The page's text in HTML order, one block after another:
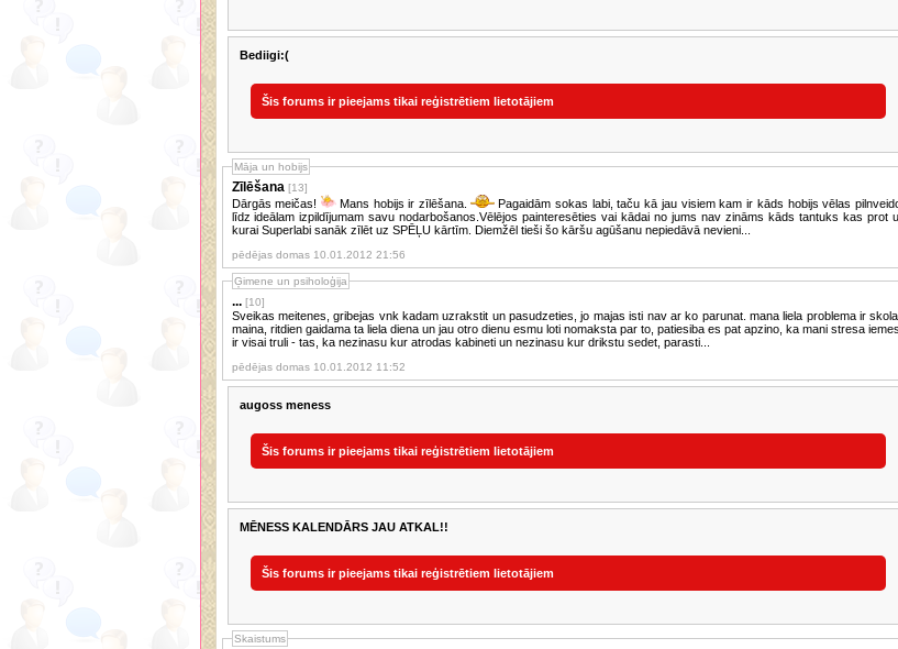
Bediigi:(
Šis forums ir pieejams tikai reģistrētiem lietotājiem
Māja un hobijs
Zīlēšana [13]
Dārgās meičas! Mans hobijs ir zīlēšana.
Pagaidām sokas labi, taču kā jau visiem kam ir kāds hobijs vēlas pilnveidot
līdz ideālam izpildījumam savu nodarbošanos.Vēlējos painteresēties vai kādai no jums nav zināms kāds tantuks kas prot
kurai Superlabi sanāk zīlēt uz SPĒĻU kārtīm. Diemžēl tieši šo kāršu agūšanu nepiedāvā nevieni...
pēdējas domas 10.01.2012 21:56
Ģimene un psiholoģija
... [10]
Sveikas meitenes, gribejas vnk kadam uzrakstit un pasudzeties, jo majas isti nav ar ko parunat. mana liela problema ir
maina, ritdien gaidama ta liela diena un jau otro dienu esmu loti nomaksta par to, patiesiba es pat apzino, ka mani stresa
ir visai truli - tas, ka nezinasu kur atrodas kabineti un nezinasu kur drikstu sedet, parasti...
pēdējas domas 10.01.2012 11:52
augoss meness
Šis forums ir pieejams tikai reģistrētiem lietotājiem
MĒNESS KALENDĀRS JAU ATKAL!!
Šis forums ir pieejams tikai reģistrētiem lietotājiem
Skaistums